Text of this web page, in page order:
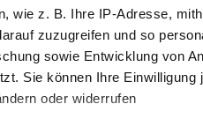
wie z. B. Ihre IP-Adresse,
zuzugreifen und so
sowie Entwicklung von
Sie können Ihre Einwilligung
oder widerrufen